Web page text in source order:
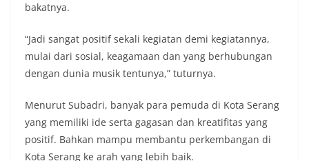
bakatnya.
“Jadi sangat positif sekali kegiatan demi kegiatannya,
mulai dari sosial, keagamaan dan yang berhubungan
dengan dunia musik tentunya,” tuturnya.
Menurut Subadri, banyak para pemuda di Kota Serang
yang memiliki ide serta gagasan dan kreatifitas yang
positif. Bahkan mampu membantu perkembangan di
Kota Serang ke arah yang lebih baik.